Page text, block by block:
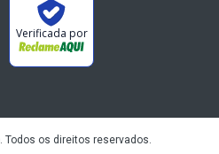
Verificada por
Todos os direitos reservados.